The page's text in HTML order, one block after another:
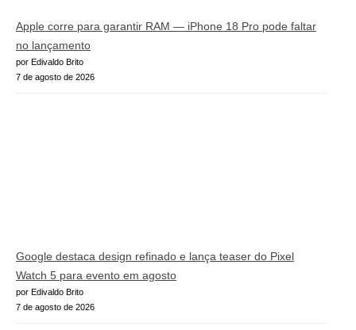
Apple corre para garantir RAM — iPhone 18 Pro pode faltar
no lançamento
por Edivaldo Brito
7 de agosto de 2026
Google destaca design refinado e lança teaser do Pixel
Watch 5 para evento em agosto
por Edivaldo Brito
7 de agosto de 2026